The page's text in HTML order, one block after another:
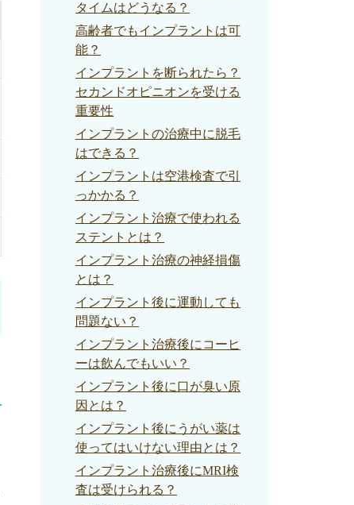
タイムはどうなる？
高齢者でもインプラントは可
能？
インプラントを断られたら？
セカンドオピニオンを受ける
重要性
インプラントの治療中に脱毛
はできる？
インプラントは空港検査で引
っかかる？
インプラント治療で使われる
ステントとは？
インプラント治療の神経損傷
とは？
インプラント後に運動しても
問題ない？
インプラント治療後にコーヒ
ーは飲んでもいい？
インプラント後に口が臭い原
因とは？
インプラント後にうがい薬は
使ってはいけない理由とは？
インプラント治療後にMRI検
査は受けられる？